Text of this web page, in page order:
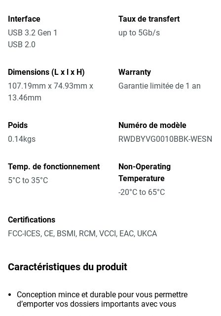
Interface
USB 3.2 Gen 1
USB 2.0
Taux de transfert
up to 5Gb/s
Dimensions (L x l x H)
107.19mm x 74.93mm x
13.46mm
Warranty
Garantie limitée de 1 an
Poids
0.14kgs
Numéro de modèle
RWDBYVG0010BBK-WESN
Temp. de fonctionnement
5°C to 35°C
Non-Operating
Temperature
-20°C to 65°C
Certifications
FCC-ICES, CE, BSMI, RCM, VCCI, EAC, UKCA
Caractéristiques du produit
Conception mince et durable pour vous permettre
d’emporter vos dossiers importants avec vous